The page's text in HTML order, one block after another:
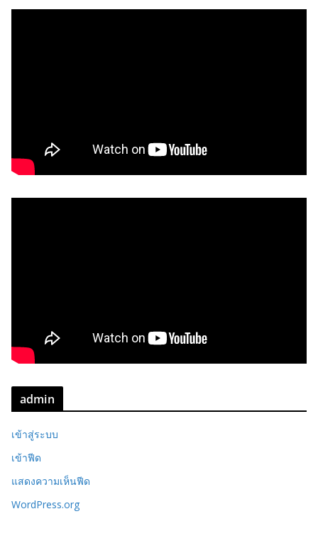
admin
เข้าสู่ระบบ
เข้าฟีด
แสดงความเห็นฟีด
WordPress.org